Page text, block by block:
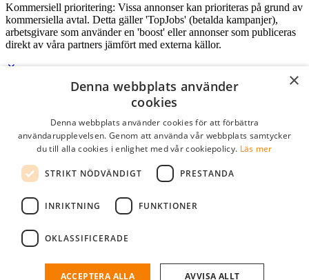
Kommersiell prioritering: Vissa annonser kan prioriteras på grund av
kommersiella avtal. Detta gäller 'TopJobs' (betalda kampanjer),
arbetsgivare som använder en 'boost' eller annonser som publiceras
direkt av våra partners jämfört med externa källor.
Logga in som företag
Lösenord
kom ihåg mig
logga in
Kostnadsfri företagsprofil
och söka efter passande kandidater till ditt företag.
×
Denna webbplats använder
cookies
Denna webbplats använder cookies för att förbättra
användarupplevelsen. Genom att använda vår webbplats samtycker
du till alla cookies i enlighet med vår cookiepolicy. Läs mer
STRIKT NÖDVÄNDIGT PRESTANDA
INRIKTNING FUNKTIONER
OKLASSIFICERADE
ACCEPTERA ALLA AVVISA ALLT